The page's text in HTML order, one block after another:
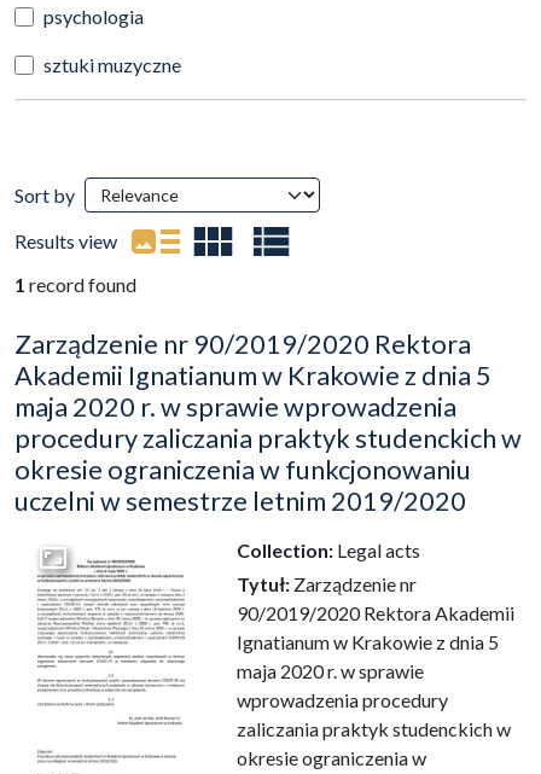
psychologia
sztuki muzyczne
Search Results
Sort by
(automatic content reloading)
Results view
1 record found
Zarządzenie nr 90/2019/2020 Rektora
Akademii Ignatianum w Krakowie z dnia 5
maja 2020 r. w sprawie wprowadzenia
procedury zaliczania praktyk studenckich w
okresie ograniczenia w funkcjonowaniu
uczelni w semestrze letnim 2019/2020
Go to the collection
Collection: Legal acts
Tytuł: Zarządzenie nr
90/2019/2020 Rektora Akademii
Ignatianum w Krakowie z dnia 5
maja 2020 r. w sprawie
wprowadzenia procedury
zaliczania praktyk studenckich w
okresie ograniczenia w